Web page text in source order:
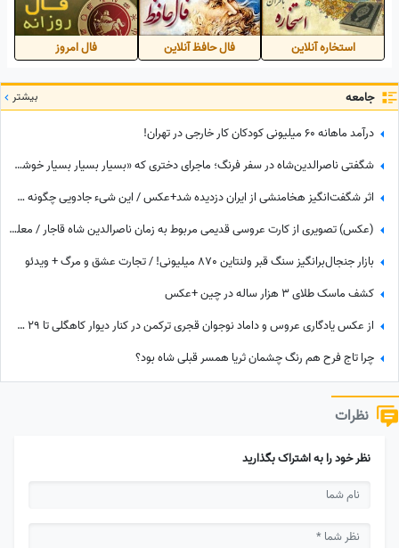
استخاره آنلاین فال حافظ آنلاین فال امروز
جامعه بیشتر
درآمد ماهانه 60 میلیونی کودکان کار خارجی در تهران!
شگفتی ناصرالدین‌شاه در سفر فرنگ؛ ماجرای دختری که «بسیار بسیار بسیار خوشگل» بود!
اثر شگفت‌انگیز هخامنشی از ایران دزدیده شد+عکس / این شیء جادویی چگونه سر از انگلیس درآورد؟‌
(عکس) تصویری از کارت عروسی قدیمی مربوط به زمان ناصرالدین شاه قاجار / معلوم نیست کارت عروسیه یا متن پاچه خواری شاه و ولیعهد!!!
بازار جنجال‌برانگیز سنگ قبر ولنتاین 870 میلیونی! / تجارت عشق و مرگ + ویدئو
کشف ماسک طلای 3 هزار ساله در چین +عکس
از عکس یادگاری عروس و داماد نوجوان قجری ترکمن در کنار دیوار کاهگلی تا 29 سالگی مونیکا بلوچی با شال سفید پردار
چرا تاج فرح هم رنگ چشمان ثریا همسر قبلی شاه بود؟
نظرات
نظر خود را به اشتراک بگذارید